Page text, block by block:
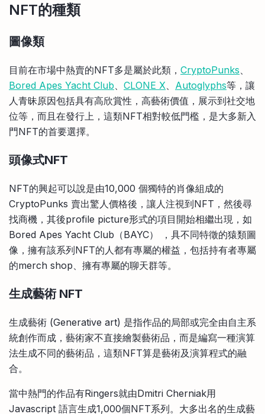
NFT的種類
圖像類
目前在市場中熱賣的NFT多是屬於此類， CryptoPunks
Bored Apes Yacht Club
CLONE X Autoglyphs等，讓
人青昧原因包括具有高欣賞性，高藝術價值，展示到社交地
位等，而且在發行上，這類NFT相對較低門檻，是大多新入
門NFT的首要選擇。
頭像式NFT
NFT的興起可以說是由10,000 個獨特的肖像組成的
CryptoPunks 賣出驚人價格後，讓人注視到NFT，然後尋
找商機，其後profile picture形式的項目開始相繼出現，如
Bored Apes Yacht Club（BAYC） ，具不同特徵的猿類圖
像，擁有該系列NFT的人都有專屬的權益，包括持有者專屬
的merch shop、擁有專屬的聊天群等。
生成藝術 NFT
生成藝術 (Generative art) 是指作品的局部或完全由自主系
統創作而成，藝術家不直接繪製藝術品，而是編寫一種演算
法生成不同的藝術品，這類NFT算是藝術及演算程式的融
合。
當中熱門的作品有Ringers就由Dmitri Cherniak用
Javascript 語言生成1,000個NFT系列。大多出名的生成藝